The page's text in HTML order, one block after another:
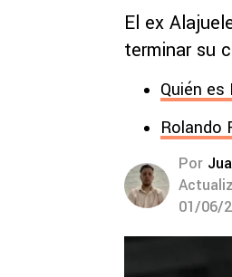
El ex
terminar su
Quién es
Rolando
Por
01/06/